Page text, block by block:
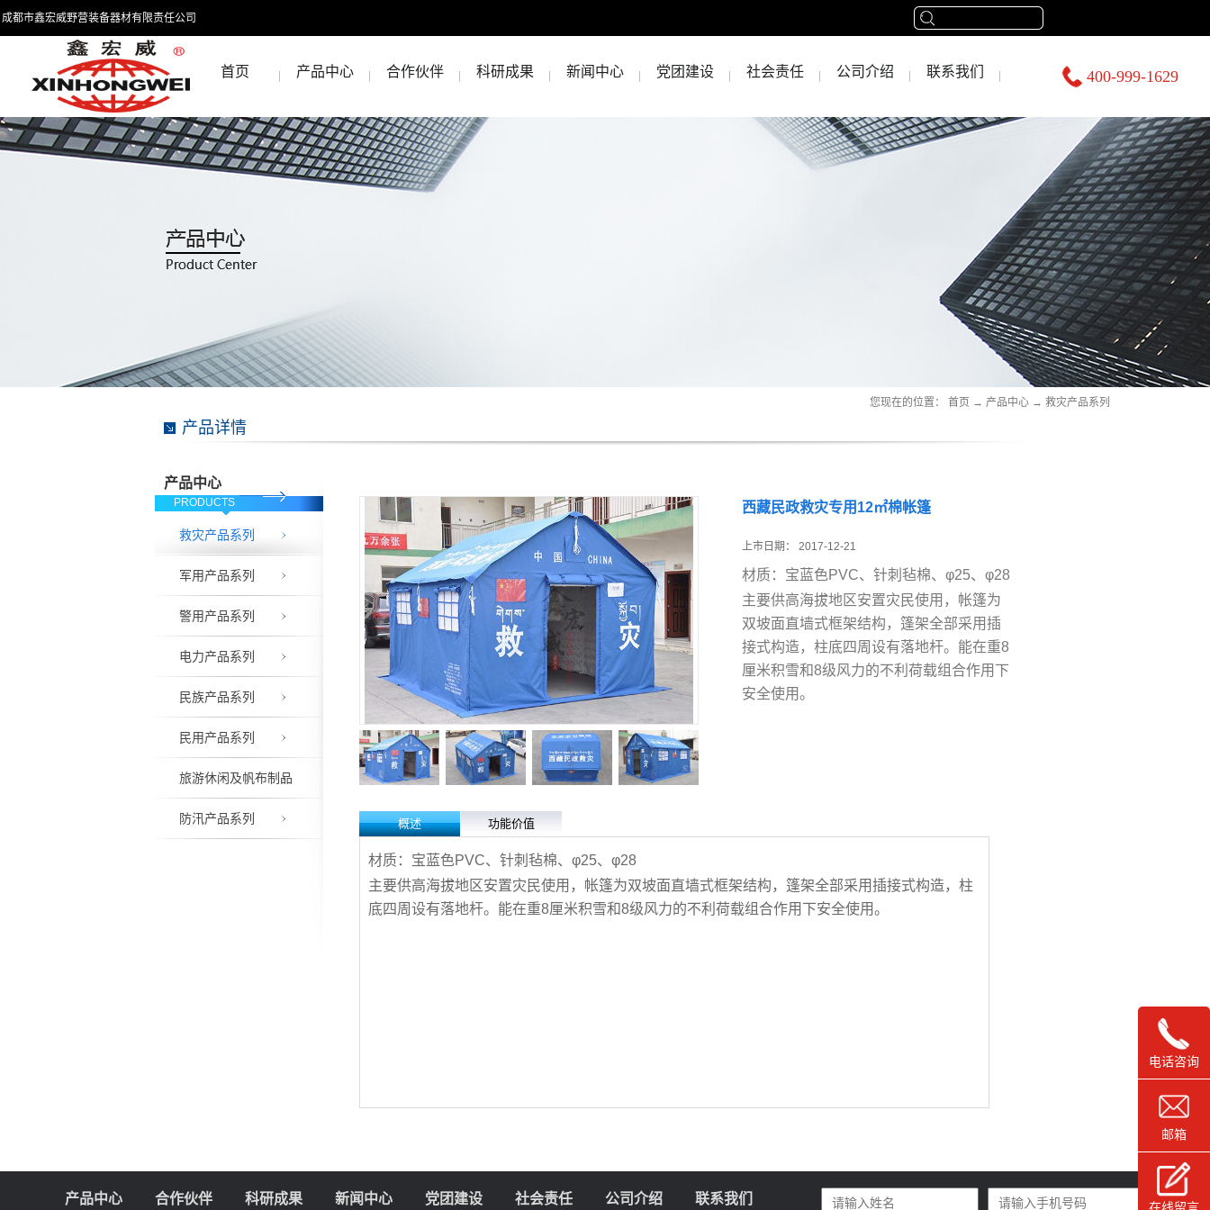
成都市鑫宏威野营装备器材有限责任公司
首页 产品中心 合作伙伴 科研成果 新闻中心 党团建设 社会责任 公司介绍 联系我们 400-999-1629
产品中心
PRODUCTS
救灾产品系列
军用产品系列
警用产品系列
电力产品系列
民族产品系列
民用产品系列
旅游休闲及帆布制品
防汛产品系列
产品详情
您现在的位置： 首页 → 产品中心 → 救灾产品系列
西藏民政救灾专用12㎡棉帐篷
上市日期： 2017-12-21
材质：宝蓝色PVC、针刺毡棉、 φ25、 φ28
主要供高海拔地区安置灾民使用，帐篷为
双坡面直墙式框架结构，篷架全部采用插
接式构造，柱底四周设有落地杆。能在重8
厘米积雪和8级风力的不利荷载组合作用下
安全使用。
概述 功能价值
材质：宝蓝色PVC、针刺毡棉、 φ25、 φ28
主要供高海拔地区安置灾民使用，帐篷为双坡面直墙式框架结构，篷架全部采用插接式构造，柱
底四周设有落地杆。能在重8厘米积雪和8级风力的不利荷载组合作用下安全使用。
产品中心 合作伙伴 科研成果 新闻中心 党团建设 社会责任 公司介绍 联系我们
电话咨询
邮箱